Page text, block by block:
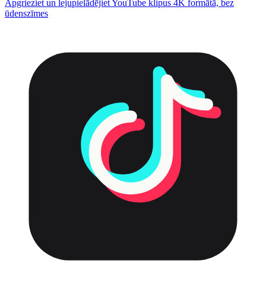
Apgrieziet un lejupielādējiet YouTube klipus 4K formātā, bez
ūdenszīmes